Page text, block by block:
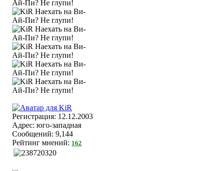
Регистрация: 12.12.2003
Адрес: юго-западная
Сообщений: 9,144
Рейтинг мнений: 162